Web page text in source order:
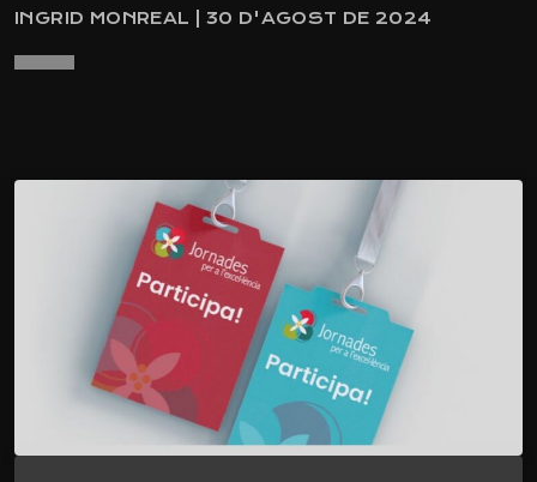
INGRID MONREAL | 30 D'AGOST DE 2024